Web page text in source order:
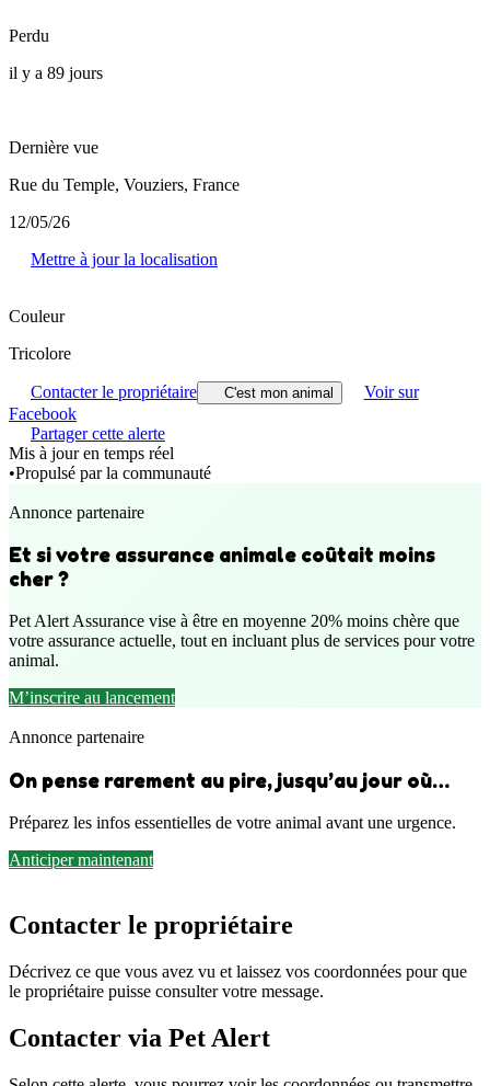
Perdu
il y a 89 jours
Dernière vue
Rue du Temple, Vouziers, France
12/05/26
Mettre à jour la localisation
Couleur
Tricolore
Contacter le propriétaire C'est mon animal
Voir sur
Facebook
Partager cette alerte
Mis à jour en temps réel
•Propulsé par la communauté
Annonce partenaire
Et si votre assurance animale coûtait moins
cher ?
Pet Alert Assurance vise à être en moyenne 20% moins chère que
votre assurance actuelle, tout en incluant plus de services pour votre
animal.
M’inscrire au lancement
Annonce partenaire
On pense rarement au pire, jusqu’au jour où…
Préparez les infos essentielles de votre animal avant une urgence.
Anticiper maintenant
Contacter le propriétaire
Décrivez ce que vous avez vu et laissez vos coordonnées pour que
le propriétaire puisse consulter votre message.
Contacter via Pet Alert